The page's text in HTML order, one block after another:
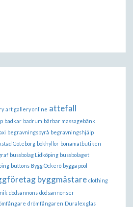
art gallery online attefall
badkar badrum bärbar massagebänk
begravningsbyrå begravningshjälp
Göteborg bokhyllor bonamatbutiken
bussbolag Lidköping bussbolaget
buttons Bygg Öckerö bygga pool
byggmästare clothing
dödsannons dödsannonser
drömfångaren Duralex glas